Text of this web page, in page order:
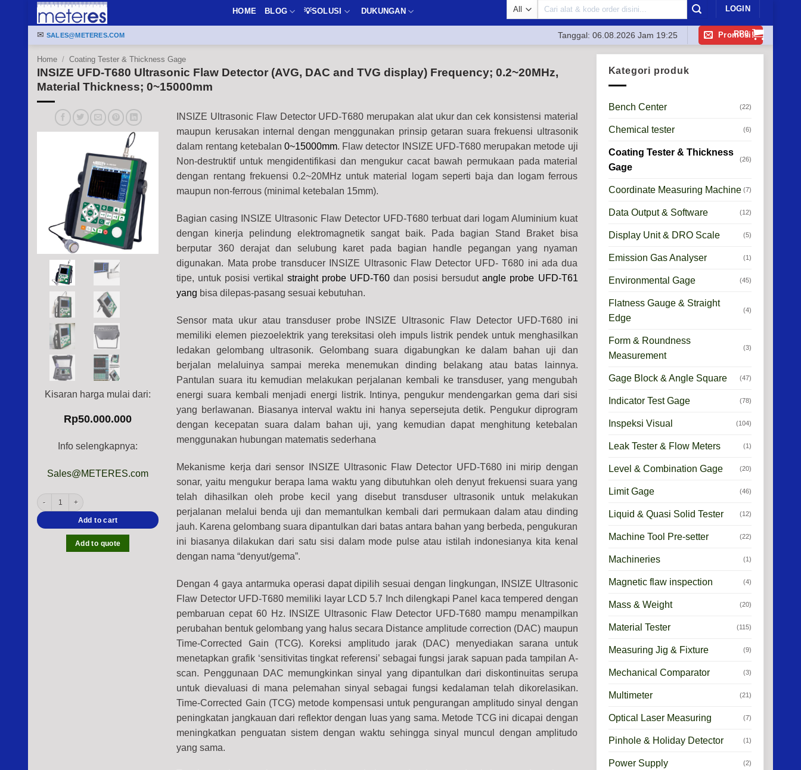
Skip
content
HOME BLOG 💡SOLUSI DUKUNGAN LOGIN
RP0
✉ SALES@METERES.COM Tanggal: 06.08.2026 Jam 19:25 Promosi!
Home / Coating Tester & Thickness Gage
INSIZE UFD-T680 Ultrasonic Flaw Detector (AVG, DAC and TVG display) Frequency; 0.2~20MHz,
Material Thickness; 0~15000mm
Kisaran harga mulai dari:
Rp50.000.000
Info selengkapnya:
Sales@METERES.com
INSIZE UFD-T680 Ultrasonic Flaw Detector (AVG, DAC and TVG display) Frequency; 0.2~20MHz, Material Thickness; 0~15000mm quantity
Add to cart
Add to quote
INSIZE Ultrasonic Flaw Detector UFD-T680 merupakan alat ukur dan cek konsistensi material
maupun kerusakan internal dengan menggunakan prinsip getaran suara frekuensi ultrasonik
dalam rentang ketebalan0~15000mm. Flaw detector INSIZE UFD-T680 merupakan metode uji
Non-destruktif untuk mengidentifikasi dan mengukur cacat bawah permukaan pada material
dengan rentang frekuensi 0.2~20MHz untuk material logam seperti baja dan logam ferrous
maupun non-ferrous (minimal ketebalan 15mm).
Bagian casing INSIZE Ultrasonic Flaw Detector UFD-T680 terbuat dari logam Aluminium kuat
dengan kinerja pelindung elektromagnetik sangat baik. Pada bagian Stand Braket bisa
berputar 360 derajat dan selubung karet pada bagian handle pegangan yang nyaman
digunakan. Mata probe transducer INSIZE Ultrasonic Flaw Detector UFD- T680 ini ada dua
tipe, untuk posisi vertikalstraight probe UFD-T60dan posisi bersudutangle probe UFD-T61
yang bisa dilepas-pasang sesuai kebutuhan.
Sensor mata ukur atau transduser probe INSIZE Ultrasonic Flaw Detector UFD-T680 ini
memiliki elemen piezoelektrik yang tereksitasi oleh impuls listrik pendek untuk menghasilkan
ledakan gelombang ultrasonik. Gelombang suara digabungkan ke dalam bahan uji dan
berjalan melaluinya sampai mereka menemukan dinding belakang atau batas lainnya.
Pantulan suara itu kemudian melakukan perjalanan kembali ke transduser, yang mengubah
energi suara kembali menjadi energi listrik. Intinya, pengukur mendengarkan gema dari sisi
yang berlawanan. Biasanya interval waktu ini hanya sepersejuta detik. Pengukur diprogram
dengan kecepatan suara dalam bahan uji, yang kemudian dapat menghitung ketebalan
menggunakan hubungan matematis sederhana
Mekanisme kerja dari sensor INSIZE Ultrasonic Flaw Detector UFD-T680 ini mirip dengan
sonar, yaitu mengukur berapa lama waktu yang dibutuhkan oleh denyut frekuensi suara yang
telah dihasilkan oleh probe kecil yang disebut transduser ultrasonik untuk melakukan
perjalanan melalui benda uji dan memantulkan kembali dari permukaan dalam atau dinding
jauh. Karena gelombang suara dipantulkan dari batas antara bahan yang berbeda, pengukuran
ini biasanya dilakukan dari satu sisi dalam mode pulse atau istilah indonesianya kita kenal
dengan nama “denyut/gema”.
Dengan 4 gaya antarmuka operasi dapat dipilih sesuai dengan lingkungan, INSIZE Ultrasonic
Flaw Detector UFD-T680 memiliki layar LCD 5.7 Inch dilengkapi Panel kaca tempered dengan
pembaruan cepat 60 Hz. INSIZE Ultrasonic Flaw Detector UFD-T680 mampu menampilkan
perubahan bentuk gelombang yang halus secara Distance amplitude correction (DAC) maupun
Time-Corrected Gain (TCG). Koreksi amplitudo jarak (DAC) menyediakan sarana untuk
menetapkan grafik ‘sensitivitas tingkat referensi’ sebagai fungsi jarak sapuan pada tampilan A-
scan. Penggunaan DAC memungkinkan sinyal yang dipantulkan dari diskontinuitas serupa
untuk dievaluasi di mana pelemahan sinyal sebagai fungsi kedalaman telah dikorelasikan.
Time-Corrected Gain (TCG) metode kompensasi untuk pengurangan amplitudo sinyal dengan
peningkatan jangkauan dari reflektor dengan luas yang sama. Metode TCG ini dicapai dengan
meningkatkan penguatan sistem dengan waktu sehingga sinyal muncul dengan amplitudo
yang sama.
Kategori produk
Bench Center (22)
Chemical tester (6)
Coating Tester & Thickness
Gage
(26)
Coordinate Measuring Machine (7)
Data Output & Software (12)
Display Unit & DRO Scale (5)
Emission Gas Analyser (1)
Environmental Gage (45)
Flatness Gauge & Straight
Edge
(4)
Form & Roundness
Measurement
(3)
Gage Block & Angle Square (47)
Indicator Test Gage (78)
Inspeksi Visual (104)
Leak Tester & Flow Meters (1)
Level & Combination Gage (20)
Limit Gage (46)
Liquid & Quasi Solid Tester (12)
Machine Tool Pre-setter (22)
Machineries (1)
Magnetic flaw inspection (4)
Mass & Weight (20)
Material Tester (115)
Measuring Jig & Fixture (9)
Mechanical Comparator (3)
Multimeter (21)
Optical Laser Measuring (7)
Pinhole & Holiday Detector (1)
Power Supply (2)